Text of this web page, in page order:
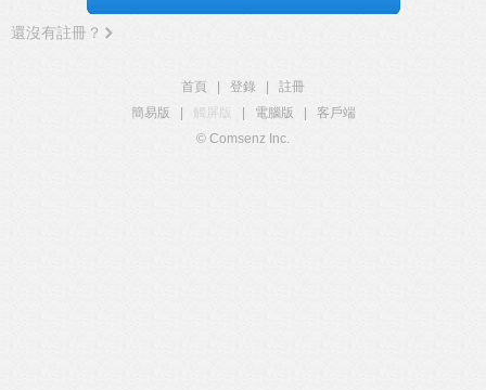
還沒有註冊？
首頁 登錄
註冊
簡易版
觸屏版 電腦版
客戶端
© Comsenz Inc.